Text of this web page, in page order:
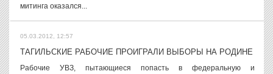
митинга оказался...
05.03.2012, 12:57
ТАГИЛЬСКИЕ РАБОЧИЕ ПРОИГРАЛИ ВЫБОРЫ НА РОДИНЕ
Рабочие УВЗ, пытающиеся попасть в федеральную и